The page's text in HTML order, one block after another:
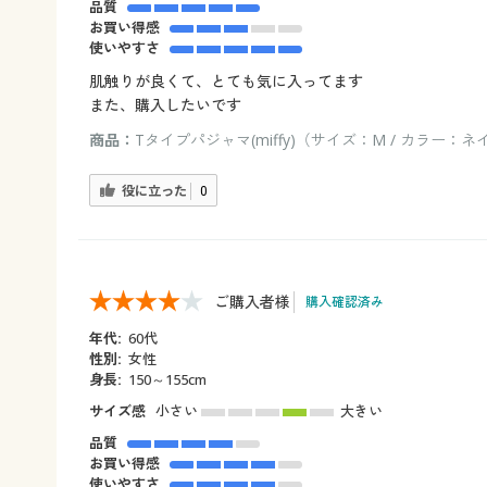
品質
お買い得感
使いやすさ
肌触りが良くて、とても気に入ってます
また、購入したいです
商品： Tタイプパジャマ(miffy)（サイズ：M / カラー：ネイ
役に立った 0
ご購入者様 購入確認済み
年代: 60代
性別: 女性
身長: 150～155cm
サイズ感 小さい
大きい
品質
お買い得感